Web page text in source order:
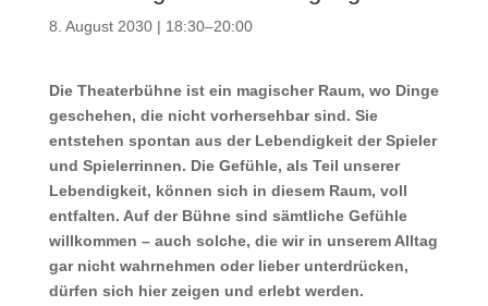
8. August 2030 | 18:30–20:00
Die Theaterbühne ist ein magischer Raum, wo Dinge
geschehen, die nicht vorhersehbar sind. Sie
entstehen spontan aus der Lebendigkeit der Spieler
und Spielerrinnen. Die Gefühle, als Teil unserer
Lebendigkeit, können sich in diesem Raum, voll
entfalten. Auf der Bühne sind sämtliche Gefühle
willkommen – auch solche, die wir in unserem Alltag
gar nicht wahrnehmen oder lieber unterdrücken,
dürfen sich hier zeigen und erlebt werden.